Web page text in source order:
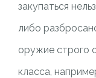
закупаться
либо
оружие строго
класса,